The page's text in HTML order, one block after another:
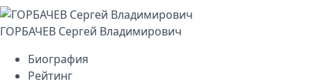
ГОРБАЧЕВ Сергей Владимирович
Биография
Рейтинг